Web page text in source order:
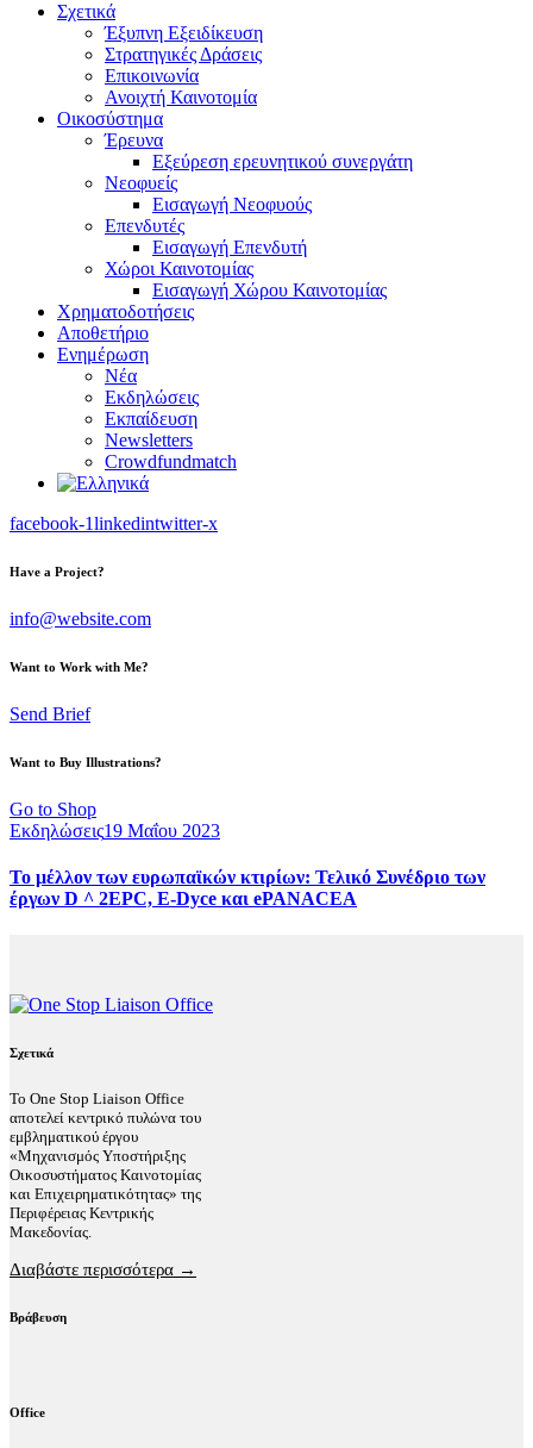
Σχετικά
Έξυπνη Εξειδίκευση
Στρατηγικές Δράσεις
Επικοινωνία
Ανοιχτή Καινοτομία
Οικοσύστημα
Έρευνα
Εξεύρεση ερευνητικού συνεργάτη
Νεοφυείς
Εισαγωγή Νεοφυούς
Επενδυτές
Εισαγωγή Επενδυτή
Χώροι Καινοτομίας
Εισαγωγή Χώρου Καινοτομίας
Χρηματοδοτήσεις
Αποθετήριο
Ενημέρωση
Νέα
Εκδηλώσεις
Εκπαίδευση
Newsletters
Crowdfundmatch
facebook-1linkedintwitter-x
Have a Project?
info@website.com
Want to Work with Me?
Send Brief
Want to Buy Illustrations?
Go to Shop
Εκδηλώσεις19 Μαΐου 2023
Το μέλλον των ευρωπαϊκών κτιρίων: Τελικό Συνέδριο των
έργων D ^ 2EPC, E-Dyce και ePANACEA
Σχετικά
Το One Stop Liaison Office
αποτελεί κεντρικό πυλώνα του
εμβληματικού έργου
«Μηχανισμός Υποστήριξης
Οικοσυστήματος Καινοτομίας
και Επιχειρηματικότητας» της
Περιφέρειας Κεντρικής
Μακεδονίας.
Διαβάστε περισσότερα →
Βράβευση
Office